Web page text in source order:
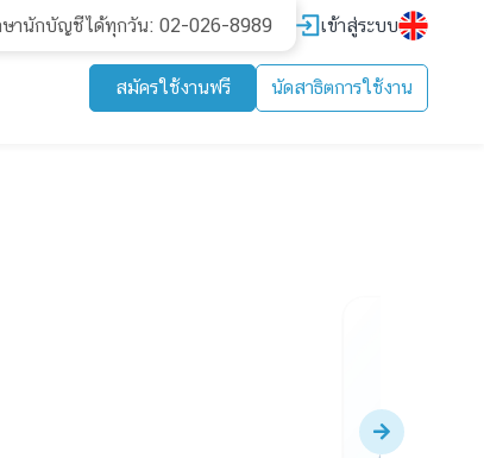
ษานักบัญชีได้ทุกวัน: 02-026-8989 เข้าสู่ระบบ
สมัครใช้งานฟรี นัดสาธิตการใช้งาน